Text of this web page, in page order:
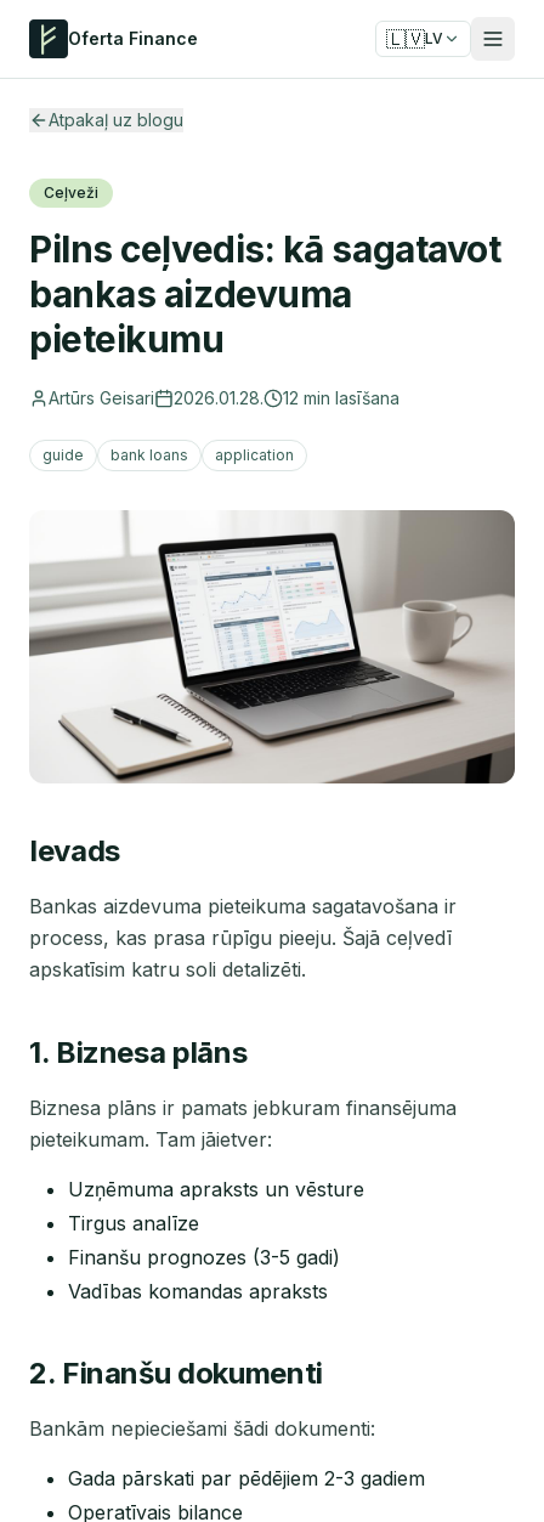
Oferta Finance 🇱🇻LV
Atpakaļ uz blogu
Ceļveži
Pilns ceļvedis: kā sagatavot
bankas aizdevuma
pieteikumu
Artūrs Geisari 2026.01.28. 12 min lasīšana
guide bank loans application
Ievads
Bankas aizdevuma pieteikuma sagatavošana ir
process, kas prasa rūpīgu pieeju. Šajā ceļvedī
apskatīsim katru soli detalizēti.
1. Biznesa plāns
Biznesa plāns ir pamats jebkuram finansējuma
pieteikumam. Tam jāietver:
Uzņēmuma apraksts un vēsture
Tirgus analīze
Finanšu prognozes (3-5 gadi)
Vadības komandas apraksts
2. Finanšu dokumenti
Bankām nepieciešami šādi dokumenti:
Gada pārskati par pēdējiem 2-3 gadiem
Operatīvais bilance